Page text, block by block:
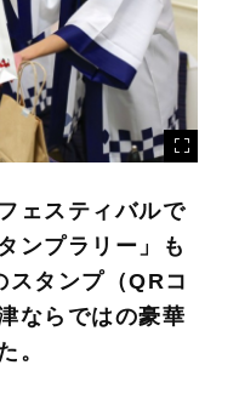
ェスティバルで
ンプラリー」も
スタンプ（QRコ
ならではの豪華
。